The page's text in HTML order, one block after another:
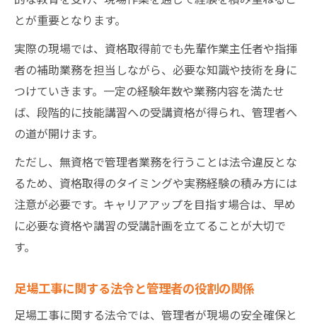
とが重要となります。
実際の現場では、資格取得前でも先輩作業主任者や指揮
者の補助業務を担当しながら、必要な知識や技術を身に
つけていきます。一定の経験年数や業務内容を満たせ
ば、段階的に技能講習への受講資格が得られ、管理者へ
の道が開けます。
ただし、無資格で管理者業務を行うことは法令違反とな
るため、資格取得のタイミングや実務経験の積み方には
注意が必要です。キャリアアップを目指す場合は、早め
に必要な資格や講習の受講計画を立てることが大切で
す。
足場工事に関する法令と管理者の役割の関係
足場工事に関する法令では、管理者が現場の安全確保と